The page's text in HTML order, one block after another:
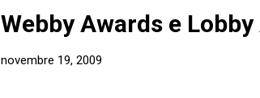
Webby Awards e
novembre 19, 2009